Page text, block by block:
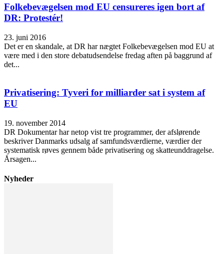
Folkebevægelsen mod EU censureres igen bort af
DR: Protestér!
23. juni 2016
Det er en skandale, at DR har nægtet Folkebevægelsen mod EU at
være med i den store debatudsendelse fredag aften på baggrund af
det...
Privatisering: Tyveri for milliarder sat i system af
EU
19. november 2014
DR Dokumentar har netop vist tre programmer, der afslørende
beskriver Danmarks udsalg af samfundsværdierne, værdier der
systematisk røves gennem både privatisering og skatteunddragelse.
Årsagen...
Nyheder